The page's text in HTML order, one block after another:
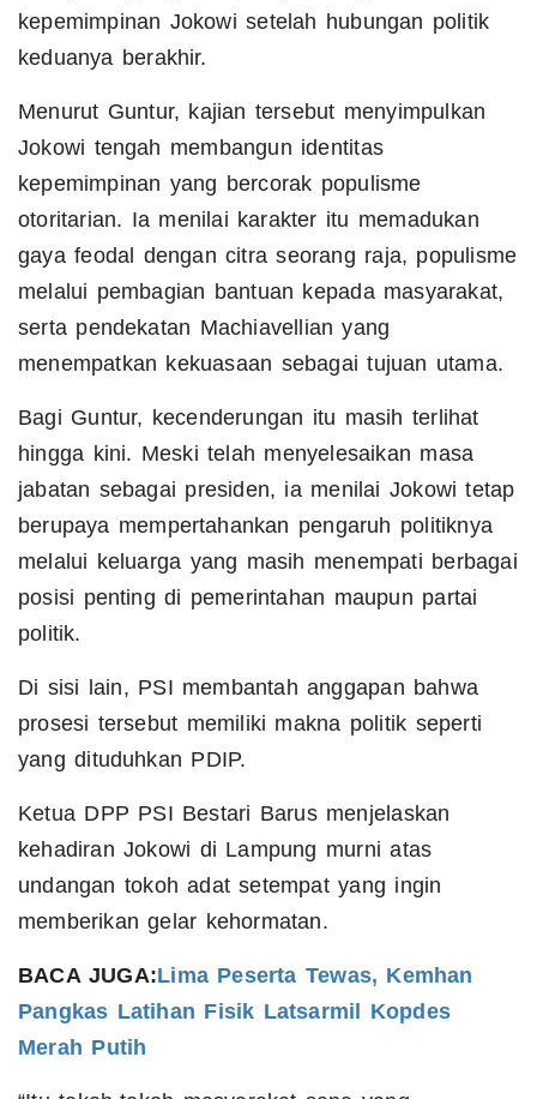
kepemimpinan Jokowi setelah hubungan politik
keduanya berakhir.
Menurut Guntur, kajian tersebut menyimpulkan
Jokowi tengah membangun identitas
kepemimpinan yang bercorak populisme
otoritarian. Ia menilai karakter itu memadukan
gaya feodal dengan citra seorang raja, populisme
melalui pembagian bantuan kepada masyarakat,
serta pendekatan Machiavellian yang
menempatkan kekuasaan sebagai tujuan utama.
Bagi Guntur, kecenderungan itu masih terlihat
hingga kini. Meski telah menyelesaikan masa
jabatan sebagai presiden, ia menilai Jokowi tetap
berupaya mempertahankan pengaruh politiknya
melalui keluarga yang masih menempati berbagai
posisi penting di pemerintahan maupun partai
politik.
Di sisi lain, PSI membantah anggapan bahwa
prosesi tersebut memiliki makna politik seperti
yang dituduhkan PDIP.
Ketua DPP PSI Bestari Barus menjelaskan
kehadiran Jokowi di Lampung murni atas
undangan tokoh adat setempat yang ingin
memberikan gelar kehormatan.
BACA JUGA:Lima Peserta Tewas, Kemhan
Pangkas Latihan Fisik Latsarmil Kopdes
Merah Putih